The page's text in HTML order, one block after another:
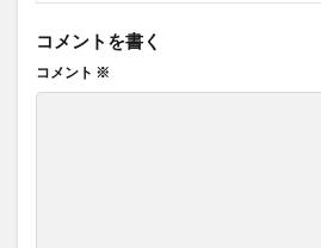
コメントを書く
コメント ※